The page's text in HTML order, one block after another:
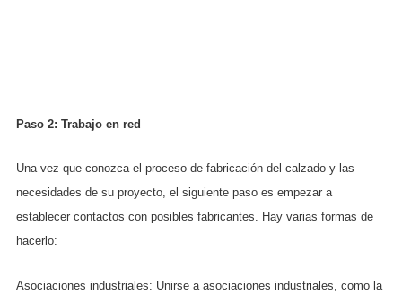
Paso 2: Trabajo en red
Una vez que conozca el proceso de fabricación del calzado y las
necesidades de su proyecto, el siguiente paso es empezar a
establecer contactos con posibles fabricantes. Hay varias formas de
hacerlo:
Asociaciones industriales: Unirse a asociaciones industriales, como la